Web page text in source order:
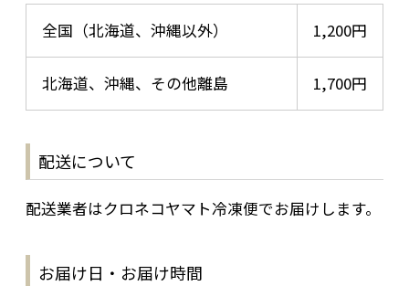
全国（北海道、沖縄以外） 1,200円
北海道、沖縄、その他離島 1,700円
配送について
配送業者はクロネコヤマト冷凍便でお届けします。
お届け日・お届け時間